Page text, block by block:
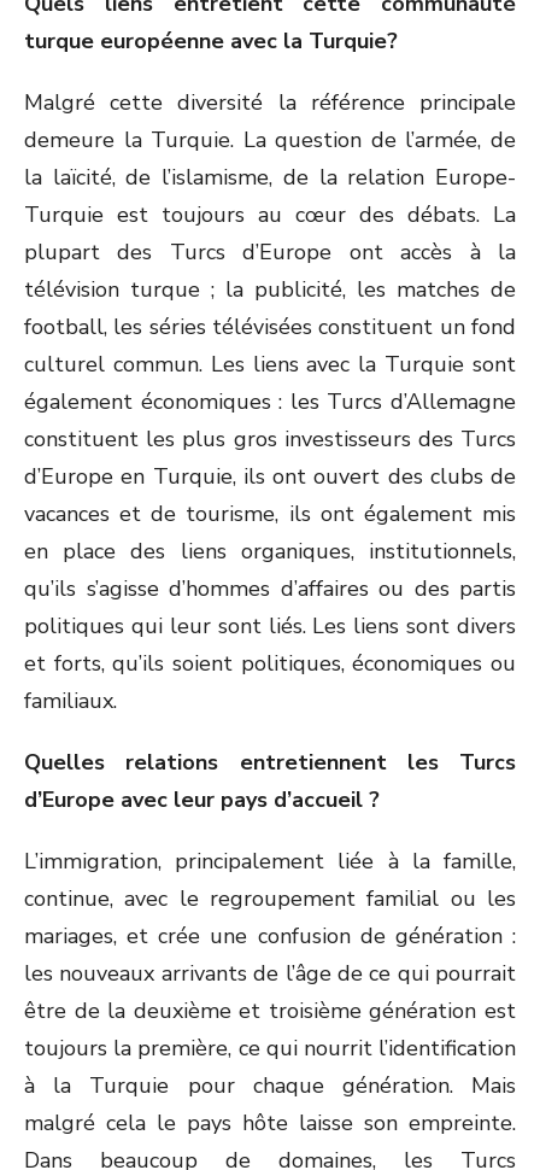
turque européenne avec la Turquie?
Malgré cette diversité la référence principale
demeure la Turquie. La question de l’armée, de
la laïcité, de l’islamisme, de la relation Europe-
Turquie est toujours au cœur des débats. La
plupart des Turcs d’Europe ont accès à la
télévision turque ; la publicité, les matches de
football, les séries télévisées constituent un fond
culturel commun. Les liens avec la Turquie sont
également économiques : les Turcs d’Allemagne
constituent les plus gros investisseurs des Turcs
d’Europe en Turquie, ils ont ouvert des clubs de
vacances et de tourisme, ils ont également mis
en place des liens organiques, institutionnels,
qu’ils s’agisse d’hommes d’affaires ou des partis
politiques qui leur sont liés. Les liens sont divers
et forts, qu’ils soient politiques, économiques ou
familiaux.
Quelles relations entretiennent les Turcs
d’Europe avec leur pays d’accueil ?
L’immigration, principalement liée à la famille,
continue, avec le regroupement familial ou les
mariages, et crée une confusion de génération :
les nouveaux arrivants de l’âge de ce qui pourrait
être de la deuxième et troisième génération est
toujours la première, ce qui nourrit l’identification
à la Turquie pour chaque génération. Mais
malgré cela le pays hôte laisse son empreinte.
Dans beaucoup de domaines, les Turcs